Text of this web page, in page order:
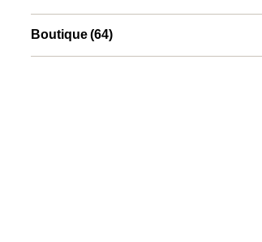
Boutique(64)